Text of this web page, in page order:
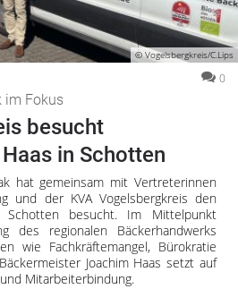
© Vogelsbergkreis/C.Lips
0
im Fokus
besucht
in Schotten
hat gemeinsam mit Vertreterinnen
und der KVA Vogelsbergkreis den
Schotten besucht. Im Mittelpunkt
des regionalen Bäckerhandwerks
wie Fachkräftemangel, Bürokratie
Joachim Haas setzt auf
Mitarbeiterbindung.